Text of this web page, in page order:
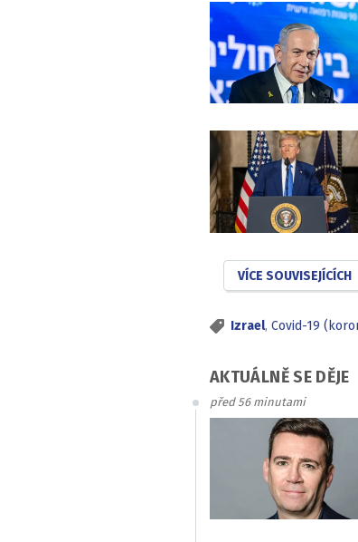
VÍCE SOUVISEJÍCÍCH
Izrael, Covid-19
AKTUÁLNĚ SE DĚJE
před 56 minutami